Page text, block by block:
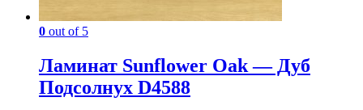
0 out of 5
Ламинат Sunflower Oak — Дуб
Подсолнух D4588